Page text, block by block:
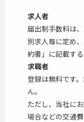
求人者
届出制手数料は
別求人毎に定め
約書」に記載する
求職者
登録は無料です
ん。
ただし、当社に
場合などの交通